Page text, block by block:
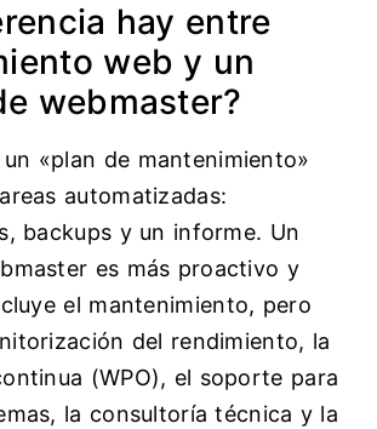
hay entre
web y un
webmaster?
«plan de mantenimiento»
automatizadas:
backups y un informe. Un
es más proactivo y
el mantenimiento, pero
del rendimiento, la
(WPO), el soporte para
la consultoría técnica y la